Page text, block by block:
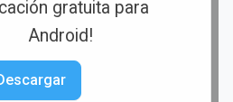
gratuita para
Android!